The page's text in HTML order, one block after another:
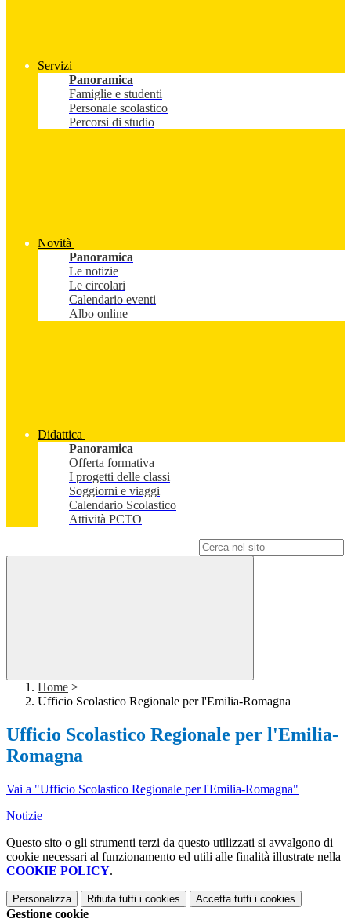
Servizi
Panoramica
Famiglie e studenti
Personale scolastico
Percorsi di studio
Novità
Panoramica
Le notizie
Le circolari
Calendario eventi
Albo online
Didattica
Panoramica
Offerta formativa
I progetti delle classi
Soggiorni e viaggi
Calendario Scolastico
Attività PCTO
Home >
Ufficio Scolastico Regionale per l'Emilia-Romagna
Ufficio Scolastico Regionale per l'Emilia-
Romagna
Vai a "Ufficio Scolastico Regionale per l'Emilia-Romagna"
Notizie
Questo sito o gli strumenti terzi da questo utilizzati si avvalgono di
cookie necessari al funzionamento ed utili alle finalità illustrate nella
COOKIE POLICY.
Personalizza Rifiuta tutti i cookies Accetta tutti i cookies
Gestione cookie